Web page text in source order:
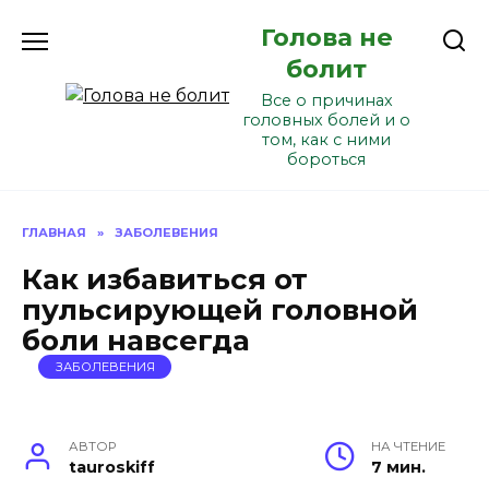
Голова не
болит
Все о причинах
головных болей и о
том, как с ними
бороться
ГЛАВНАЯ » ЗАБОЛЕВЕНИЯ
Как избавиться от
пульсирующей головной
боли навсегда
ЗАБОЛЕВЕНИЯ
АВТОР
tauroskiff
НА ЧТЕНИЕ
7 мин.